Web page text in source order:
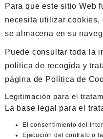
Para que este sitio Web
necesita utilizar cookies,
se almacena en su
Puede consultar toda la
política de recogida y
página de Política de
Legitimación para el
La base legal para el
El consentimiento del
Ejecución del contrato o